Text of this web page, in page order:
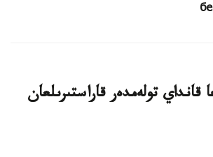
قانداي تولەمدەر قاراستىرىلعان